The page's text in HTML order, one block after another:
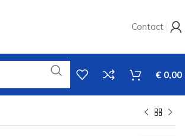
Contact
€ 0,00